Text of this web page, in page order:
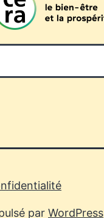
par WordPress